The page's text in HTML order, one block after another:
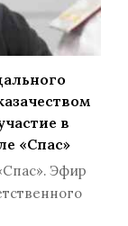
в
«Спас»
Эфир